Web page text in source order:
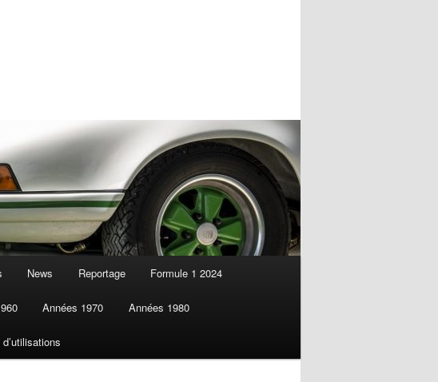
News Reportage Formule 1 2024
Années 1970 Années 1980